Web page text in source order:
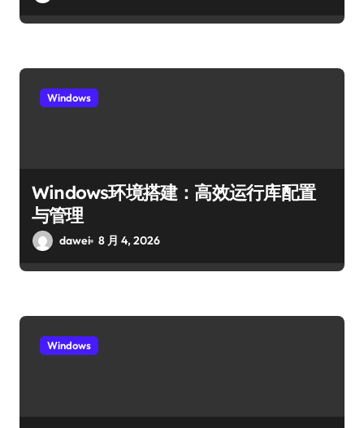
Windows
Windows环境搭建：高效运行库配置
与管理
dawei 8 月 4, 2026
Windows